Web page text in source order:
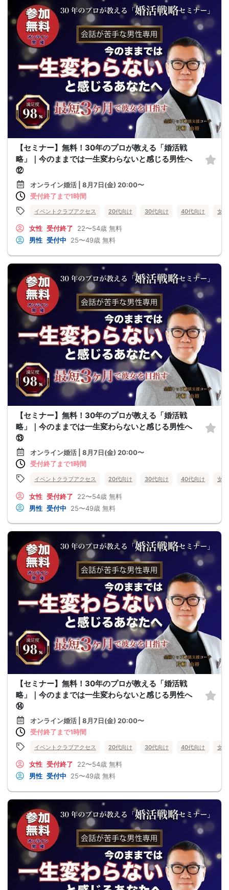
【セミナー】無料！30年のプロが教える「婚活戦
略」｜今のままでは一生変わらないと感じる男性へ
⑫
オンライン婚活 | 8月7日(金) 20:00〜
受付終了まで1時間
イベントクラブアクセス 20代向け 30代向け 40代向け 女
女性 受付終了 22〜54歳 無料
男性 受付中 25〜49歳 無料
【セミナー】無料！30年のプロが教える「婚活戦
略」｜今のままでは一生変わらないと感じる男性へ
⑬
オンライン婚活 | 8月7日(金) 20:00〜
受付終了まで1時間
イベントクラブアクセス 20代向け 30代向け 40代向け 女
女性 受付終了 22〜54歳 無料
男性 受付中 25〜49歳 無料
【セミナー】無料！30年のプロが教える「婚活戦
略」｜今のままでは一生変わらないと感じる男性へ
⑭
オンライン婚活 | 8月7日(金) 20:00〜
受付終了まで1時間
イベントクラブアクセス 20代向け 30代向け 40代向け 女
女性 受付終了 22〜54歳 無料
男性 受付中 25〜49歳 無料